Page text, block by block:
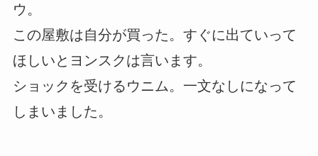
ウ。
この屋敷は自分が買った。すぐに出ていって
ほしいとヨンスクは言います。
ショックを受けるウニム。一文なしになって
しまいました。